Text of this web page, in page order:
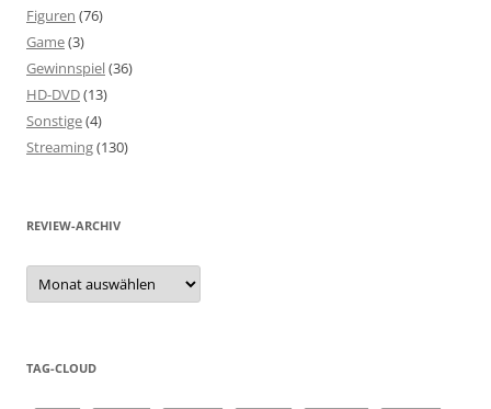
Figuren (76)
Game(3)
Gewinnspiel(36)
HD-DVD(13)
Sonstige(4)
Streaming(130)
REVIEW-ARCHIV
Review-
Archiv
TAG-CLOUD